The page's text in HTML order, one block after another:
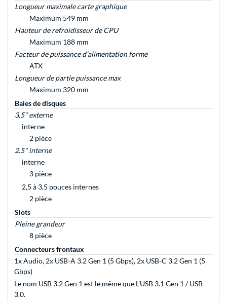
Longueur maximale carte graphique
Maximum 549 mm
Hauteur de refroidisseur de CPU
Maximum 188 mm
Facteur de puissance d’alimentation forme
ATX
Longueur de partie puissance max
Maximum 320 mm
Baies de disques
3,5" externe
interne
2 pièce
2.5" interne
interne
3 pièce
2,5 à 3,5 pouces internes
2 pièce
Slots
Pleine grandeur
8 pièce
Connecteurs frontaux
1x Audio, 2x USB-A 3.2 Gen 1 (5 Gbps), 2x USB-C 3.2 Gen 1 (5
Gbps)
Le nom USB 3.2 Gen 1 est le même que L'USB 3.1 Gen 1 / USB
3.0.